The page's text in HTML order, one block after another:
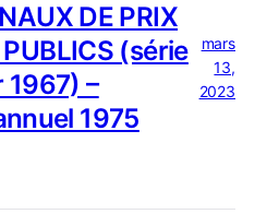
DE PRIX
(série
1967) –
1975
mars
13,
2023